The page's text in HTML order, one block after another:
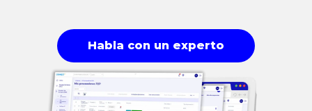
Habla con un experto